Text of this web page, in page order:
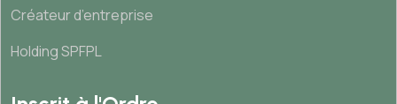
Créateur d’entreprise
Holding SPFPL